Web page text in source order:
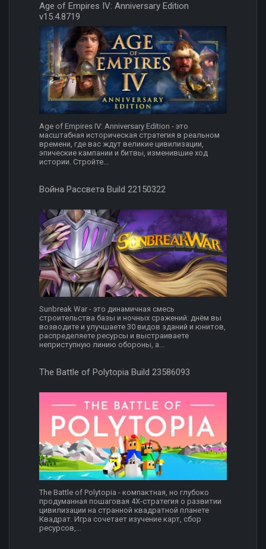
Age of Empires IV: Anniversary Edition
v15.4.8719
Age of Empires IV: Anniversary Edition - это
масштабная историческая стратегия в реальном
времени, где вас ждут великие цивилизации,
эпические кампании и битвы, изменившие ход
истории. Стройте...
Война Рассвета Build 22150322
Sunbreak War - это динамичная смесь
строительства базы и ночных сражений: днём вы
возводите и улучшаете 30 видов зданий и юнитов,
распределяете ресурсы и выстраиваете
неприступную линию обороны, а...
The Battle of Polytopia Build 23586093
The Battle of Polytopia - компактная, но глубоко
продуманная пошаговая 4X-стратегия о развитии
цивилизации на странной квадратной планете
Квадрат. Игра сочетает изучение карт, сбор
ресурсов,...